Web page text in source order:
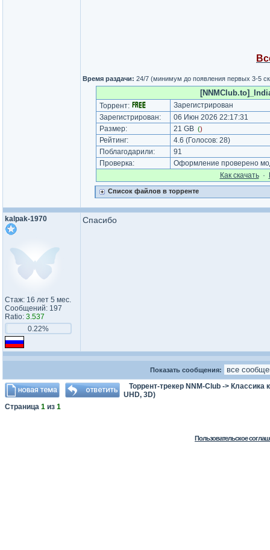
Время раздачи: 24/7 (минимум до появления первых 3-5
Торрент:
Зарегистрирован
Зарегистрирован:
06 Июн 2026 22:17:31
Размер:
21 GB ()
Рейтинг: 4.6 (Голосов: 28)
Поблагодарили:
91
Проверка:
Оформление проверено
Как cкачать·
Список файлов в торренте
kalpak-1970
Стаж: 16 лет 5 мес.
Сообщений: 197
Ratio: 3.537
0.22%
Спасибо
Показать сообщения:
Торрент-трекер NNM-Club -> Классика
UHD, 3D)
Страница 1 из 1
Пользовательское